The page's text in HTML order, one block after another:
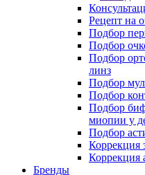
Рецепт на
Подбор
Подбор
Подбор
линз
Подбор
Подбор
Подбор
миопии у
Подбор
Коррекция
Коррекция
Бренды